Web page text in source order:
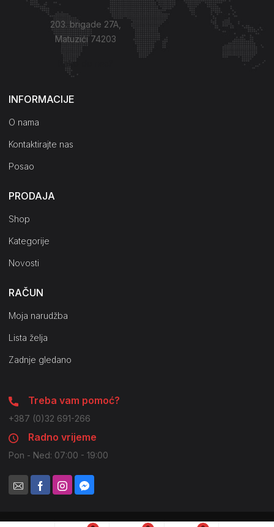
203. brigade 27A,
Matuzići 74203
Kako do nas?
INFORMACIJE
O nama
Kontaktirajte nas
Posao
PRODAJA
Shop
Kategorije
Novosti
RAČUN
Moja narudžba
Lista želja
Zadnje gledano
Treba vam pomoć?
+387 (0)32 691-266
Radno vrijeme
Pon - Ned: 07:00 - 19:00